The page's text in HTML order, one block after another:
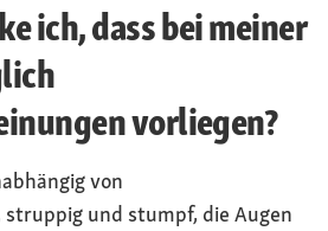
ich, dass bei meiner
vorliegen?
von
und stumpf, die Augen